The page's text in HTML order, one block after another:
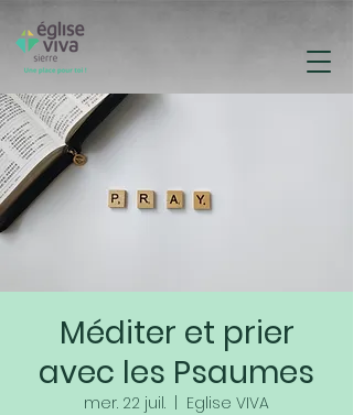
Méditer et prier
avec les Psaumes
mer. 22 juil. Eglise VIVA